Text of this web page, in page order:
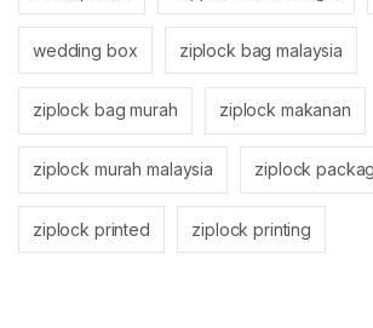
wedding box ziplock bag malaysia
ziplock bag murah ziplock makanan
ziplock murah malaysia ziplock
ziplock printed ziplock printing